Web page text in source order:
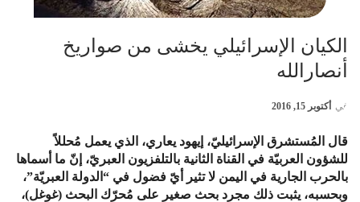
الكيان الإسرائيلي يخشى من صواريخ
أنصارالله
في أكتوبر 15, 2016
قال المُستشرق الإسرائيليّ، إيهود يعاري، الذي يعمل مُحللاً
للشؤون العربيّة في القناة الثانية بالتلفزيون العبريّ، إنّ ما أسماها
بالحرب الجارية في اليمن لا تثير أيّ فضول في “الدولة العبريّة”،
وبحسبه، يثبت ذلك مجرد بحث صغير على مُحرّك البحث (غوغل)،